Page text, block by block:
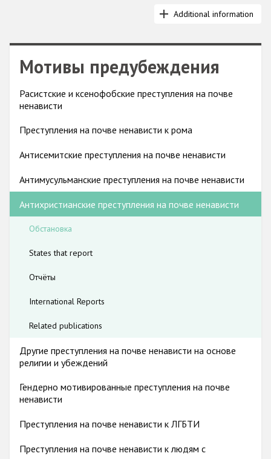
Gender-based hate crime
Организации гражданского общества
Государства-участники
Начиная с 2004 года, ряд решений и деклараций Совета
министров ОБСЕ содержал конкретные обязательства и
представителей других религий.
Святой престол также собирает информацию об
инцидентах на почве ненависти, вызванных предвзятым
отношением к христианам, через свою сеть
информацию властям соответствующих государств-
участников для проверки и предоставления данных о
Additional information
Мотивы предубеждения
Расистские и ксенофобские преступления на почве
ненависти
Преступления на почве ненависти к рома
Антисемитские преступления на почве ненависти
Антимусульманские преступления на почве ненависти
Антихристианские преступления на почве ненависти
Обстановка
States that report
Отчёты
International Reports
Related publications
Другие преступления на почве ненависти на основе
религии и убеждений
Гендерно мотивированные преступления на почве
ненависти
Преступления на почве ненависти к ЛГБТИ
Преступления на почве ненависти к людям с